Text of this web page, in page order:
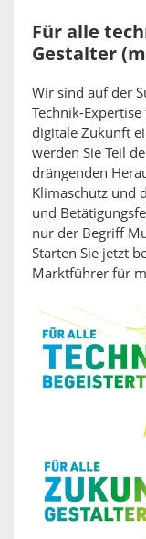
Für alle
Gestalter
Wir sind auf der
Technik-
digitale Zukunft
werden Sie Teil
drängenden
Klimaschutz und
und
nur der Begriff
Starten Sie jetzt
Marktführer für